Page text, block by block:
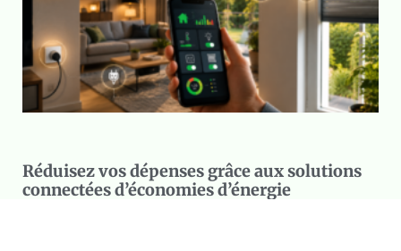
Réduisez vos dépenses grâce aux solutions
connectées d’économies d’énergie